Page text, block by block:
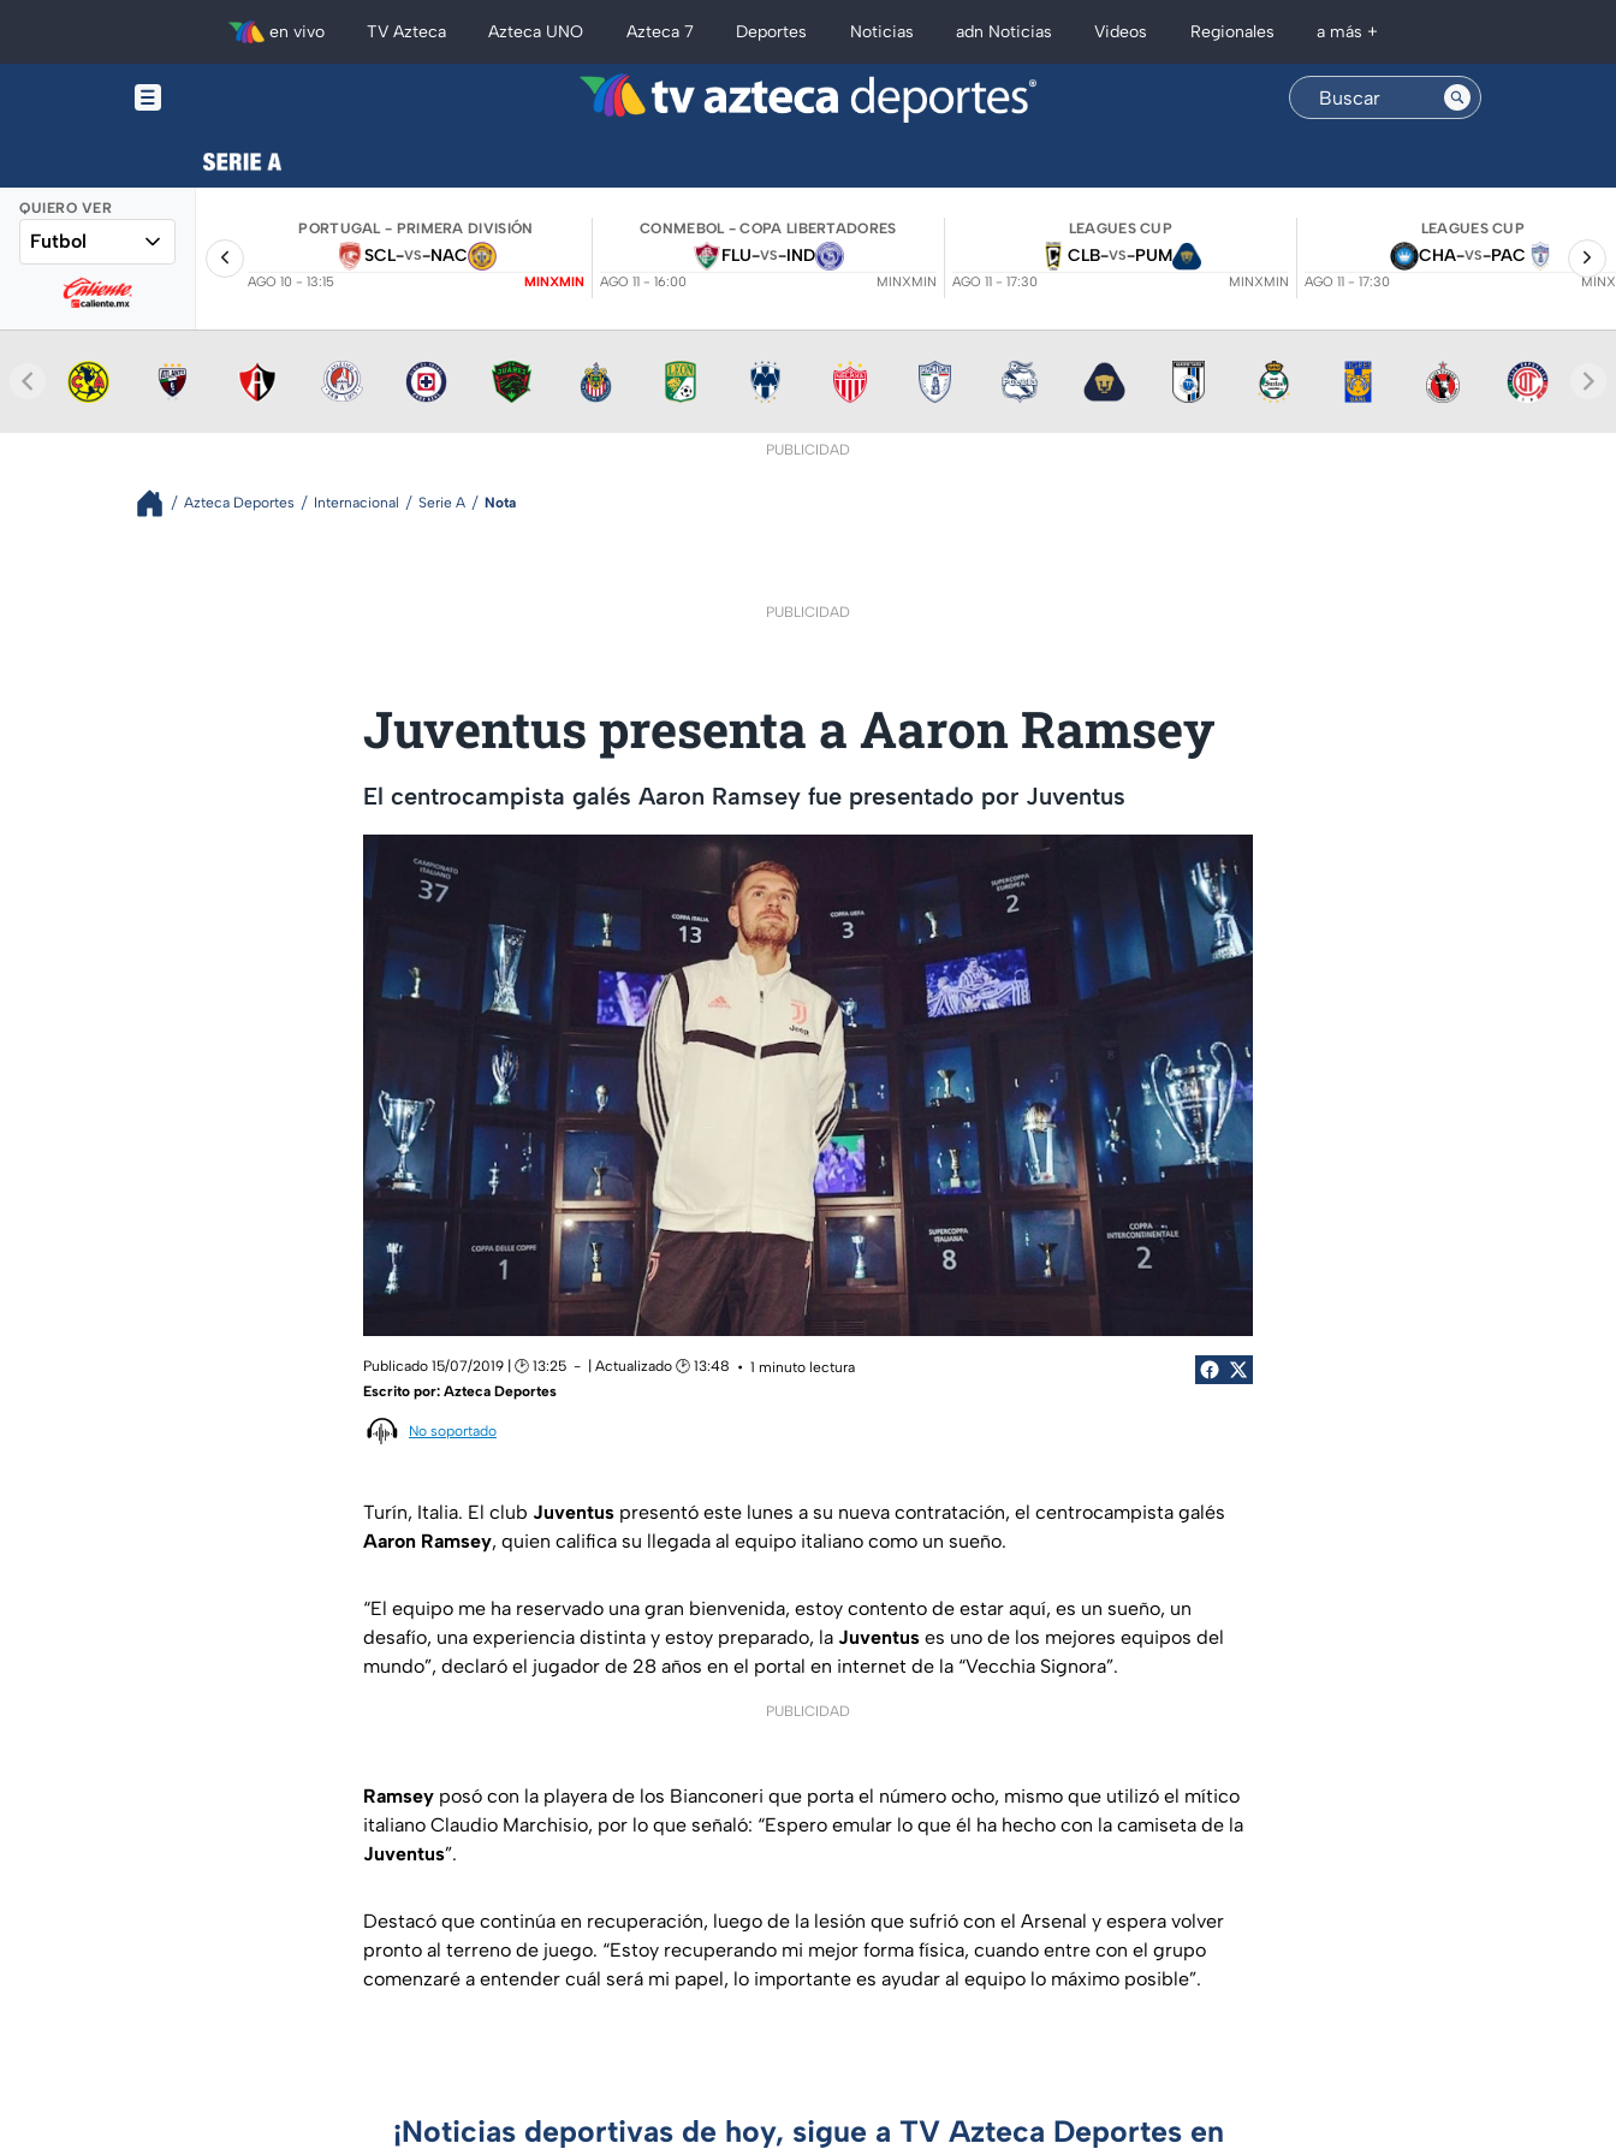
en vivo TV Azteca Azteca UNO Azteca 7 Deportes Noticias adn Noticias Videos Regionales a más +
QUIERO VER
Futbol
PORTUGAL - PRIMERA DIVISIÓN
SCL-VS-NAC
AGO 10 - 13:15 MINXMIN
CONMEBOL - COPA LIBERTADORES
FLU-VS-IND
AGO 11 - 16:00 MINXMIN
LEAGUES CUP
CLB-VS-PUM
AGO 11 - 17:30 MINXMIN
LEAGUES CUP
CHA-VS-PAC
AGO 11 - 17:30
PUBLICIDAD
Azteca Deportes Internacional Serie A Nota
PUBLICIDAD
Juventus presenta a Aaron Ramsey
El centrocampista galés Aaron Ramsey fue presentado por Juventus
Publicado 15/07/2019 | 🕑 13:25 | Actualizado 🕑 13:48
1 minuto lectura
Escrito por: Azteca Deportes
No soportado
Turín, Italia. El club Juventus presentó este lunes a su nueva contratación, el centrocampista galés
Aaron Ramsey, quien califica su llegada al equipo italiano como un sueño.
“El equipo me ha reservado una gran bienvenida, estoy contento de estar aquí, es un sueño, un
desafío, una experiencia distinta y estoy preparado, la Juventus es uno de los mejores equipos del
mundo”, declaró el jugador de 28 años en el portal en internet de la “Vecchia Signora”.
PUBLICIDAD
Ramsey posó con la playera de los Bianconeri que porta el número ocho, mismo que utilizó el mítico
italiano Claudio Marchisio, por lo que señaló: “Espero emular lo que él ha hecho con la camiseta de la
Juventus”.
Destacó que continúa en recuperación, luego de la lesión que sufrió con el Arsenal y espera volver
pronto al terreno de juego. “Estoy recuperando mi mejor forma física, cuando entre con el grupo
comenzaré a entender cuál será mi papel, lo importante es ayudar al equipo lo máximo posible”.
¡Noticias deportivas de hoy, sigue a TV Azteca Deportes en